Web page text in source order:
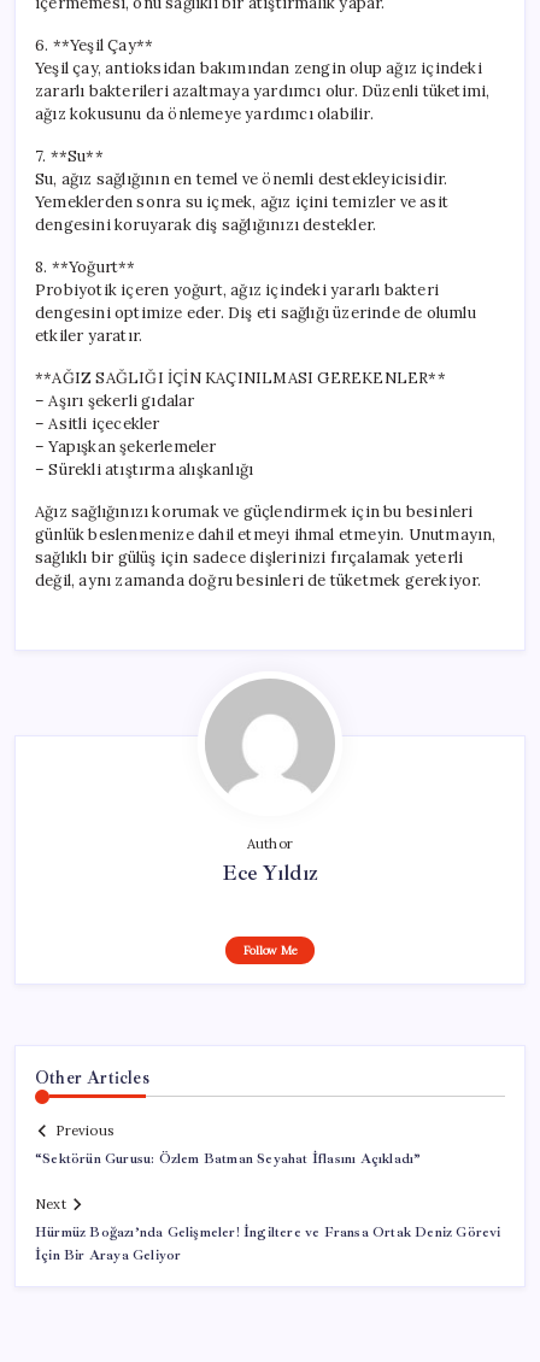
6. **Yeşil Çay**
Yeşil çay, antioksidan bakımından zengin olup ağız içindeki
zararlı bakterileri azaltmaya yardımcı olur. Düzenli tüketimi,
ağız kokusunu da önlemeye yardımcı olabilir.
7. **Su**
Su, ağız sağlığının en temel ve önemli destekleyicisidir.
Yemeklerden sonra su içmek, ağız içini temizler ve asit
dengesini koruyarak diş sağlığınızı destekler.
8. **Yoğurt**
Probiyotik içeren yoğurt, ağız içindeki yararlı bakteri
dengesini optimize eder. Diş eti sağlığı üzerinde de olumlu
etkiler yaratır.
**AĞIZ SAĞLIĞI İÇİN KAÇINILMASI GEREKENLER**
– Aşırı şekerli gıdalar
– Asitli içecekler
– Yapışkan şekerlemeler
– Sürekli atıştırma alışkanlığı
Ağız sağlığınızı korumak ve güçlendirmek için bu besinleri
günlük beslenmenize dahil etmeyi ihmal etmeyin. Unutmayın,
sağlıklı bir gülüş için sadece dişlerinizi fırçalamak yeterli
değil, aynı zamanda doğru besinleri de tüketmek gerekiyor.
Author
Ece Yıldız
Follow Me
Other Articles
Previous
“Sektörün Gurusu: Özlem Batman Seyahat İflasını Açıkladı”
Next
Hürmüz Boğazı’nda Gelişmeler! İngiltere ve Fransa Ortak Deniz Görevi
İçin Bir Araya Geliyor